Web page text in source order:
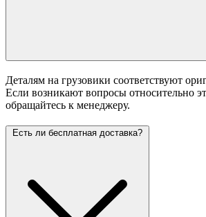
Деталям на грузовики соответствуют
Если возникают вопросы относительно
обращайтесь к менеджеру.
Есть ли бесплатная доставка?